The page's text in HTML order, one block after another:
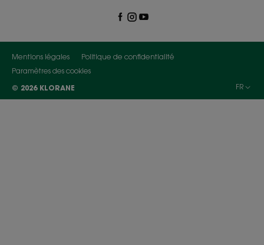
Mentions légales
Politique de confidentialité
Paramètres des cookies
© 2026 KLORANE
FR